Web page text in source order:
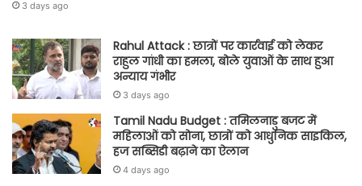
3 days ago
Rahul Attack : छात्रों पर कार्रवाई को लेकर
राहुल गांधी का हमला, बोले युवाओं के साथ हुआ
अन्याय गंभीर
3 days ago
Tamil Nadu Budget : तमिलनाडु बजट में
महिलाओं को सोना, छात्रों को आधुनिक साइकिल,
हज सब्सिडी बढ़ाने का ऐलान
4 days ago